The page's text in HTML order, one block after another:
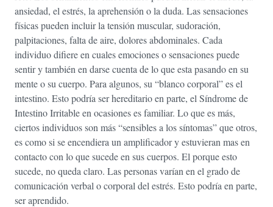
ansiedad, el estrés, la aprehensión o la duda. Las sensaciones
físicas pueden incluir la tensión muscular, sudoración,
palpitaciones, falta de aire, dolores abdominales. Cada
individuo difiere en cuales emociones o sensaciones puede
sentir y también en darse cuenta de lo que esta pasando en su
mente o su cuerpo. Para algunos, su “blanco corporal” es el
intestino. Esto podría ser hereditario en parte, el Síndrome de
Intestino Irritable en ocasiones es familiar. Lo que es más,
ciertos individuos son más “sensibles a los síntomas” que otros,
es como si se encendiera un amplificador y estuvieran mas en
contacto con lo que sucede en sus cuerpos. El porque esto
sucede, no queda claro. Las personas varían en el grado de
comunicación verbal o corporal del estrés. Esto podría en parte,
ser aprendido.